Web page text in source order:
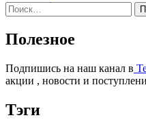
Найти:
Полезное
Подпишись на наш канал в
акции , новости и
Тэги